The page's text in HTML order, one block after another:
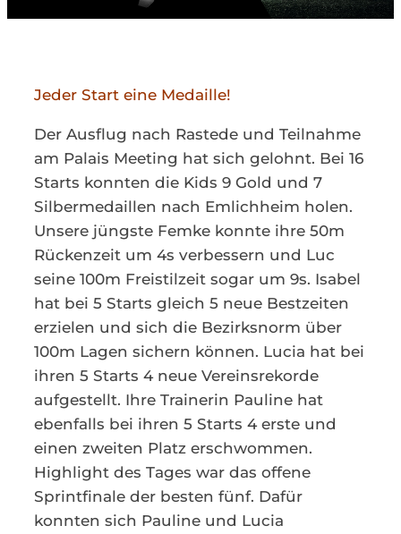
Jeder Start eine Medaille!
Der Ausflug nach Rastede und Teilnahme
am Palais Meeting hat sich gelohnt. Bei 16
Starts konnten die Kids 9 Gold und 7
Silbermedaillen nach Emlichheim holen.
Unsere jüngste Femke konnte ihre 50m
Rückenzeit um 4s verbessern und Luc
seine 100m Freistilzeit sogar um 9s. Isabel
hat bei 5 Starts gleich 5 neue Bestzeiten
erzielen und sich die Bezirksnorm über
100m Lagen sichern können. Lucia hat bei
ihren 5 Starts 4 neue Vereinsrekorde
aufgestellt. Ihre Trainerin Pauline hat
ebenfalls bei ihren 5 Starts 4 erste und
einen zweiten Platz erschwommen.
Highlight des Tages war das offene
Sprintfinale der besten fünf. Dafür
konnten sich Pauline und Lucia